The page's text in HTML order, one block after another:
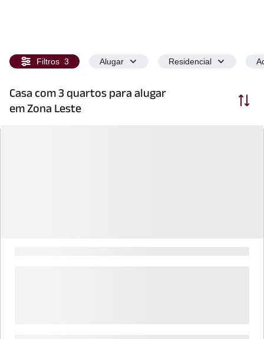
Filtros 3 Alugar Residencial
Casa com 3 quartos para alugar
em Zona Leste
Ordenar